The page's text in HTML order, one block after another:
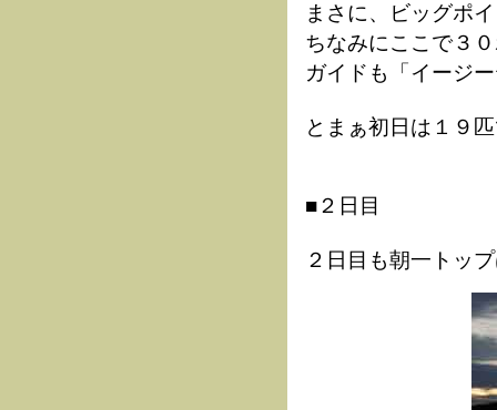
まさに、ビッグポ
ちなみにここで３
ガイドも「イージ
とまぁ初日は１９
■２日目
２日目も朝一トッ